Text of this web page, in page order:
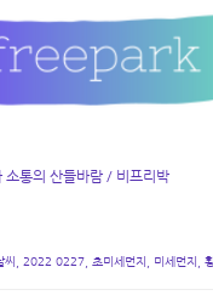
소통의 산들바람 / 비프리박
씨, 2022 0227, 초미세먼지, 미세먼지,